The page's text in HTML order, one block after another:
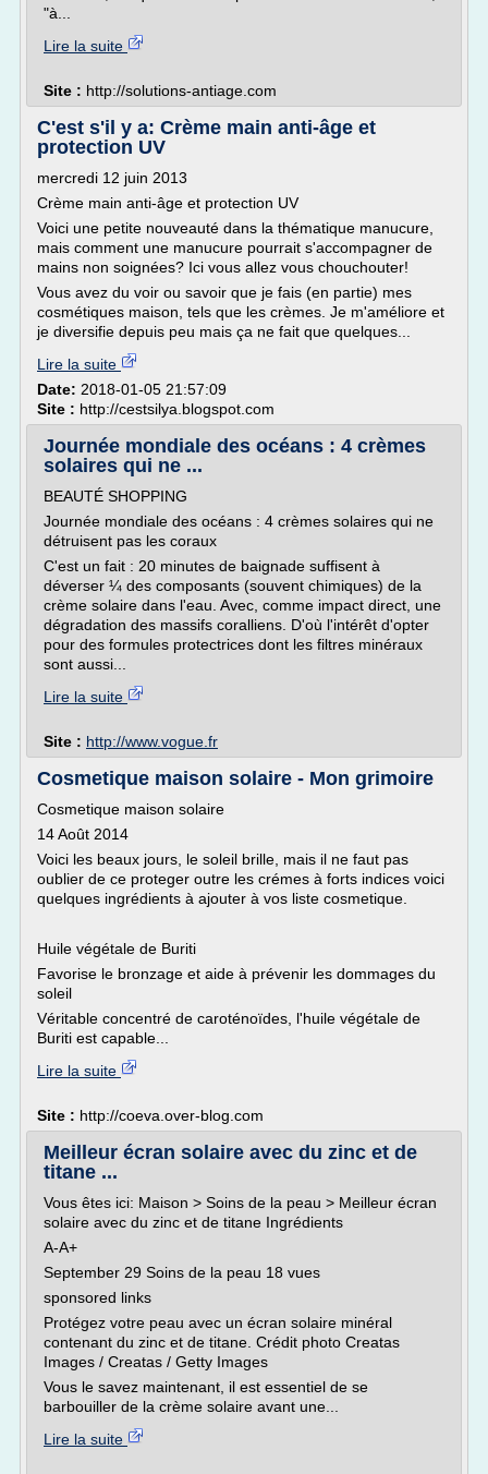
"à...
Lire la suite
Site : http://solutions-antiage.com
C'est s'il y a: Crème main anti-âge et
protection UV
mercredi 12 juin 2013
Crème main anti-âge et protection UV
Voici une petite nouveauté dans la thématique manucure,
mais comment une manucure pourrait s'accompagner de
mains non soignées? Ici vous allez vous chouchouter!
Vous avez du voir ou savoir que je fais (en partie) mes
cosmétiques maison, tels que les crèmes. Je m'améliore et
je diversifie depuis peu mais ça ne fait que quelques...
Lire la suite
Date: 2018-01-05 21:57:09
Site : http://cestsilya.blogspot.com
Journée mondiale des océans : 4 crèmes
solaires qui ne ...
BEAUTÉ SHOPPING
Journée mondiale des océans : 4 crèmes solaires qui ne
détruisent pas les coraux
C'est un fait : 20 minutes de baignade suffisent à
déverser ¼ des composants (souvent chimiques) de la
crème solaire dans l'eau. Avec, comme impact direct, une
dégradation des massifs coralliens. D'où l'intérêt d'opter
pour des formules protectrices dont les filtres minéraux
sont aussi...
Lire la suite
Site : http://www.vogue.fr
Cosmetique maison solaire - Mon grimoire
Cosmetique maison solaire
14 Août 2014
Voici les beaux jours, le soleil brille, mais il ne faut pas
oublier de ce proteger outre les crémes à forts indices voici
quelques ingrédients à ajouter à vos liste cosmetique.
Huile végétale de Buriti
Favorise le bronzage et aide à prévenir les dommages du
soleil
Véritable concentré de caroténoïdes, l'huile végétale de
Buriti est capable...
Lire la suite
Site : http://coeva.over-blog.com
Meilleur écran solaire avec du zinc et de
titane ...
Vous êtes ici: Maison > Soins de la peau > Meilleur écran
solaire avec du zinc et de titane Ingrédients
A-A+
September 29 Soins de la peau 18 vues
sponsored links
Protégez votre peau avec un écran solaire minéral
contenant du zinc et de titane. Crédit photo Creatas
Images / Creatas / Getty Images
Vous le savez maintenant, il est essentiel de se
barbouiller de la crème solaire avant une...
Lire la suite